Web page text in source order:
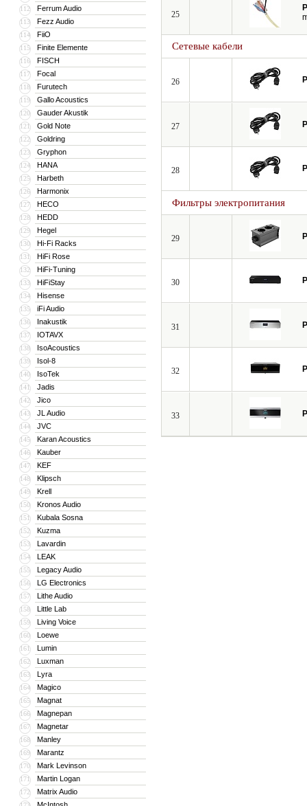
112 Ferrum Audio
113 Fezz Audio
114 FiiO
115 Finite Elemente
116 FISCH
117 Focal
118 Furutech
119 Gallo Acoustics
120 Gauder Akustik
121 Gold Note
122 Goldring
123 Gryphon
124 HANA
125 Harbeth
126 Harmonix
127 HECO
128 HEDD
129 Hegel
130 Hi-Fi Racks
131 HiFi Rose
132 HiFi-Tuning
133 HiFiStay
134 Hisense
135 iFi Audio
136 Inakustik
137 IOTAVX
138 IsoAcoustics
139 Isol-8
140 IsoTek
141 Jadis
142 Jico
143 JL Audio
144 JVC
145 Karan Acoustics
146 Kauber
147 KEF
148 Klipsch
149 Krell
150 Kronos Audio
151 Kubala Sosna
152 Kuzma
153 Lavardin
154 LEAK
155 Legacy Audio
156 LG Electronics
157 Lithe Audio
158 Little Lab
159 Living Voice
160 Loewe
161 Lumin
162 Luxman
163 Lyra
164 Magico
165 Magnat
166 Magnepan
167 Magnetar
168 Manley
169 Marantz
170 Mark Levinson
171 Martin Logan
172 Matrix Audio
25
Сетевые кабели
26
27
28
Фильтры электропитания
29
30
31
32
33